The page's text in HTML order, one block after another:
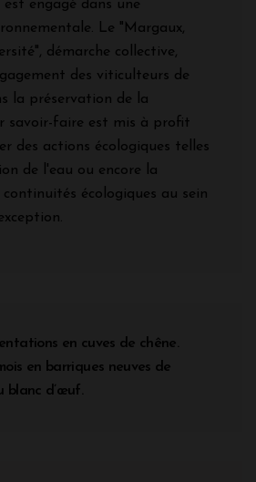
engagé dans une
Le "Margaux,
démarche collective,
des viticulteurs de
la préservation de la
savoir-faire est mis à profit
des actions écologiques telles
de l'eau ou encore la
écologiques au sein
en cuves de chêne.
en barriques neuves de
blanc d’œuf.